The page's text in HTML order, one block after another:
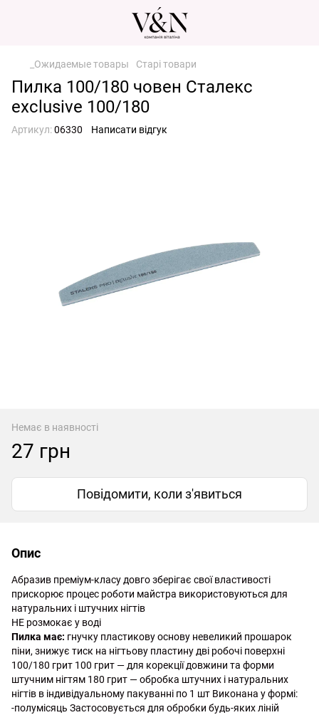
_Ожидаемые товары Старі товари
Пилка 100/180 човен Сталекс
exclusive 100/180
Артикул:06330 Написати відгук
Немає в наявності
27 грн
Повідомити, коли з'явиться
Опис
Абразив преміум-класу довго зберігає свої властивості
прискорює процес роботи майстра використовуються для
натуральних і штучних нігтів
НЕ розмокає у воді
Пилка має: гнучку пластикову основу невеликий прошарок
піни, знижує тиск на нігтьову пластину дві робочі поверхні
100/180 грит 100 грит — для корекції довжини та форми
штучним нігтям 180 грит — обробка штучних і натуральних
нігтів в індивідуальному пакуванні по 1 шт Виконана у формі:
-полумісяць Застосовується для обробки будь-яких ліній